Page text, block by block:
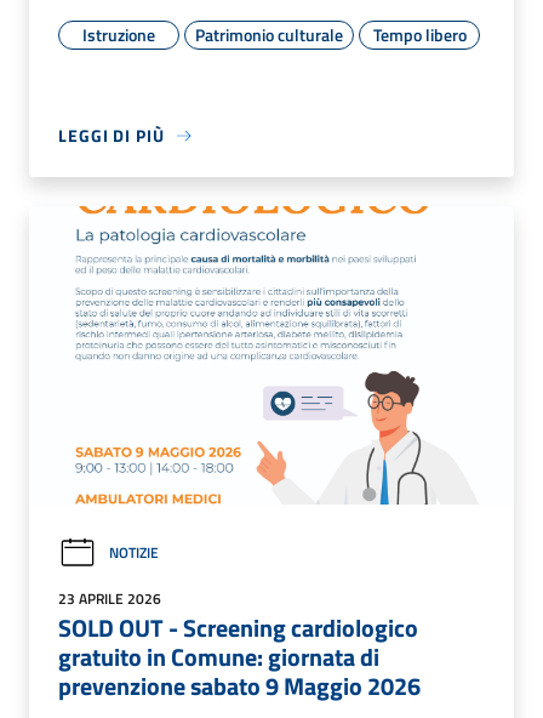
Istruzione Patrimonio culturale Tempo libero
LEGGI DI PIÙ
NOTIZIE
23 APRILE 2026
SOLD OUT - Screening cardiologico
gratuito in Comune: giornata di
prevenzione sabato 9 Maggio 2026